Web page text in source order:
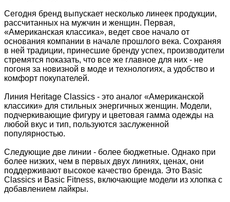
Сегодня бренд выпускает несколько линеек продукции,
рассчитанных на мужчин и женщин. Первая,
«Американская классика», ведет свое начало от
основания компании в начале прошлого века. Сохраняя
в ней традиции, принесшие бренду успех, производители
стремятся показать, что все же главное для них - не
погоня за новизной в моде и технологиях, а удобство и
комфорт покупателей.
Линия Heritage Classics - это аналог «Американской
классики» для стильных энергичных женщин. Модели,
подчеркивающие фигуру и цветовая гамма одежды на
любой вкус и тип, пользуются заслуженной
популярностью.
Следующие две линии - более бюджетные. Однако при
более низких, чем в первых двух линиях, ценах, они
поддерживают высокое качество бренда. Это Basic
Classics и Basic Fitness, включающие модели из хлопка с
добавлением лайкры.